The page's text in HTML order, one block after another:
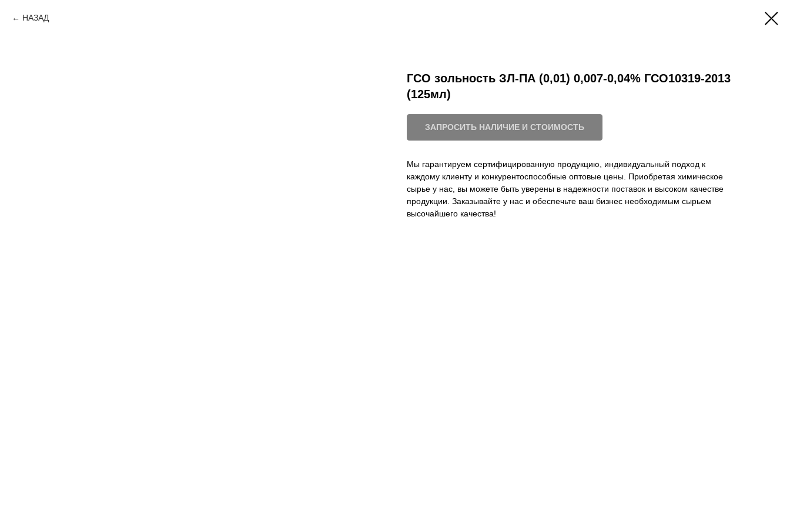
НАЗАД
ГСО зольность ЗЛ-ПА (0,01) 0,007-0,04% ГСО10319-2013
(125мл)
ЗАПРОСИТЬ НАЛИЧИЕ И СТОИМОСТЬ
Мы гарантируем сертифицированную продукцию, индивидуальный подход к
каждому клиенту и конкурентоспособные оптовые цены. Приобретая химическое
сырье у нас, вы можете быть уверены в надежности поставок и высоком качестве
продукции. Заказывайте у нас и обеспечьте ваш бизнес необходимым сырьем
высочайшего качества!